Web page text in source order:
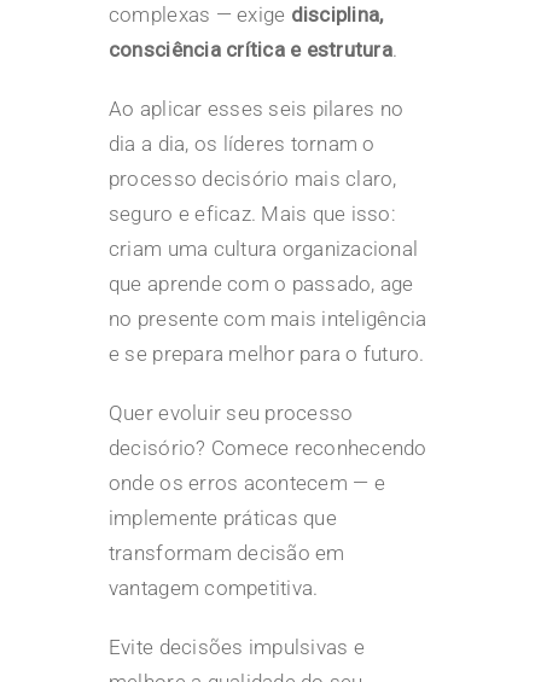
complexas — exige disciplina,
consciência crítica e estrutura.
Ao aplicar esses seis pilares no
dia a dia, os líderes tornam o
processo decisório mais claro,
seguro e eficaz. Mais que isso:
criam uma cultura organizacional
que aprende com o passado, age
no presente com mais inteligência
e se prepara melhor para o futuro.
Quer evoluir seu processo
decisório? Comece reconhecendo
onde os erros acontecem — e
implemente práticas que
transformam decisão em
vantagem competitiva.
Evite decisões impulsivas e